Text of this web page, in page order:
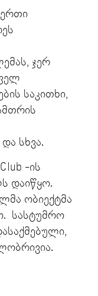
ჯერ
საკითხი,
სხვა.
-ის
დაიწყო.
ობიექტმა
სასტუმრო